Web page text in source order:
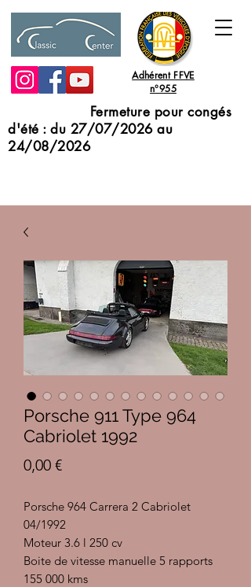
Adhérent FFVE
n°955
Fermeture pour congés
d'été : du 27/07/2026 au
24/08/2026
Porsche 911 Type 964
Cabriolet 1992
0,00 €Prix
Porsche 964 Carrera 2 Cabriolet
04/1992
Moteur 3.6 l 250 cv
Boite de vitesse manuelle 5 rapports
155 000 kms